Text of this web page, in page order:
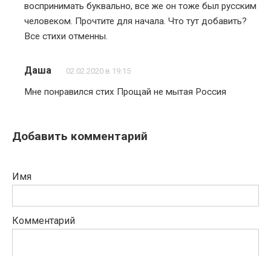
воспринимать буквально, все же он тоже был русским
человеком. Прочтите для начала. Что тут добавить?
Все стихи отменны.
Даша 02.02.2020 в 19:15
Мне понравился стих Прощай не мытая Россия
Добавить комментарий
Имя
Комментарий